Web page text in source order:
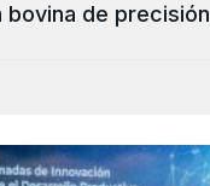
bovina de precisión